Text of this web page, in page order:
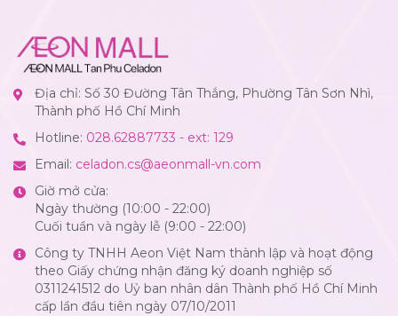
Địa chỉ: Số 30 Đường Tân Thắng, Phường Tân Sơn Nhì,
Thành phố Hồ Chí Minh
Hotline: 028.62887733 - ext: 129
Email: celadon.cs@aeonmall-vn.com
Giờ mở cửa:
Ngày thường (10:00 - 22:00)
Cuối tuần và ngày lễ (9:00 - 22:00)
Công ty TNHH Aeon Việt Nam thành lập và hoạt động
theo Giấy chứng nhận đăng ký doanh nghiệp số
0311241512 do Uỷ ban nhân dân Thành phố Hồ Chí Minh
cấp lần đầu tiên ngày 07/10/2011